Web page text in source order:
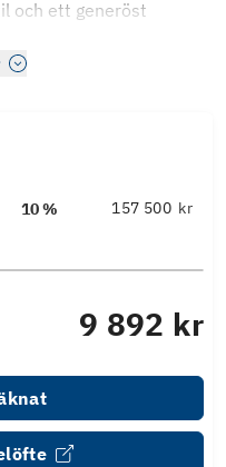
och ett generöst
10 % kr
9 892 kr